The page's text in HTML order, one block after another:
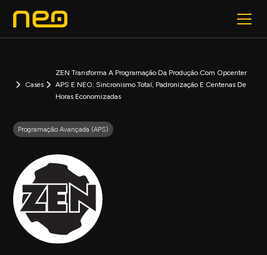
Cases
ZEN Transforma A Programação Da Produção Com Opcenter
APS E NEO: Sincronismo Total, Padronização E Centenas De
Horas Economizadas
Programação Avançada (APS)